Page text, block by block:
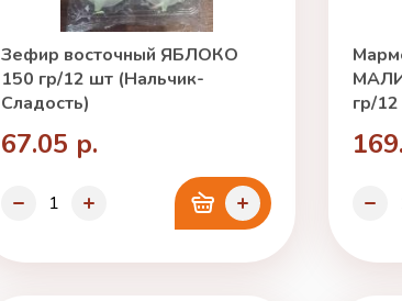
Зефир восточный ЯБЛОКО
150 гр/12 шт (Нальчик-
Сладость)
67.05 р.
гр/